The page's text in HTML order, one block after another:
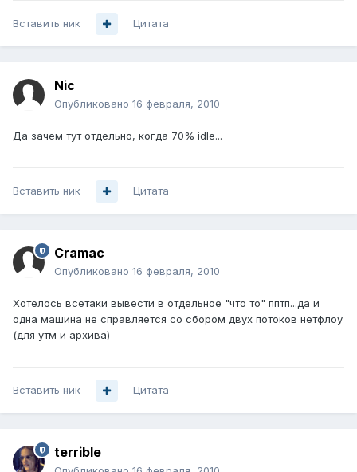
Вставить ник Цитата
Nic
Опубликовано 16 февраля, 2010
Да зачем тут отдельно, когда 70% idle...
Вставить ник Цитата
Cramac
Опубликовано 16 февраля, 2010
Хотелось всетаки вывести в отдельное "что то" пптп...да и
одна машина не справляется со сбором двух потоков нетфлоу
(для утм и архива)
Вставить ник Цитата
terrible